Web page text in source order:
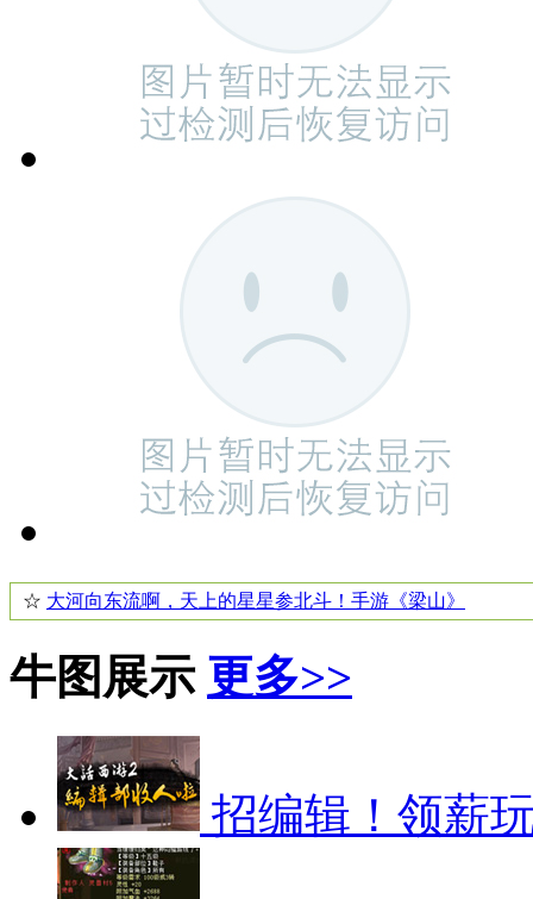
☆ 大河向东流啊，天上的星星参北斗！手游《梁山》
牛图展示 更多>>
招编辑！领薪